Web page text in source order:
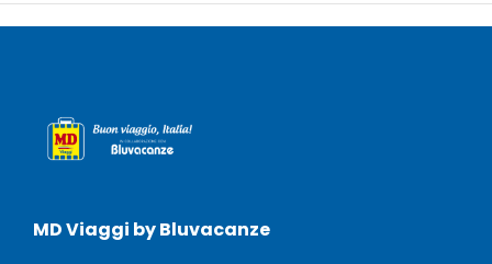
MD Viaggi by Bluvacanze